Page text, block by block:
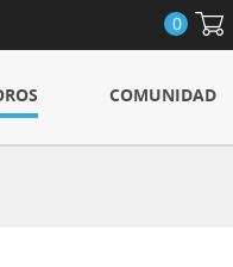
0
COMUNIDAD